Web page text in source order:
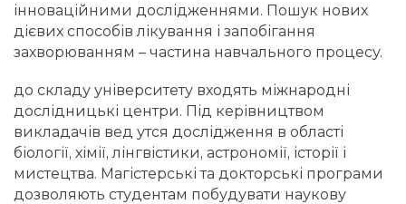
інноваційними дослідженнями. Пошук нових
дієвих способів лікування і запобігання
захворюванням – частина навчального процесу.
до складу університету входять міжнародні
дослідницькі центри. Під керівництвом
викладачів вед утся дослідження в області
біології, хімії, лінгвістики, астрономії, історії і
мистецтва. Магістерські та докторські програми
дозволяють студентам побудувати наукову